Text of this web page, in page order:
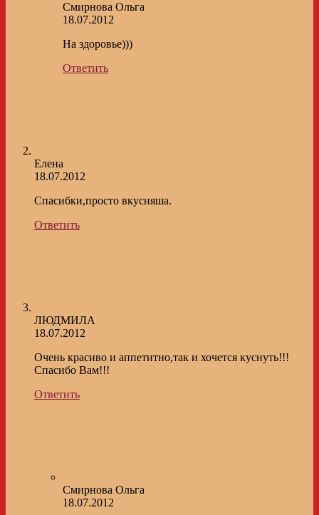
Смирнова Ольга
18.07.2012
На здоровье)))
Ответить
Елена
18.07.2012
Спасибки,просто вкусняша.
Ответить
ЛЮДМИЛА
18.07.2012
Очень красиво и аппетитно,так и хочется куснуть!!!
Спасибо Вам!!!
Ответить
Смирнова Ольга
18.07.2012